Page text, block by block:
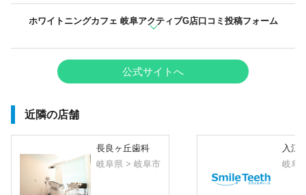
ホワイトニングカフェ 岐阜アクティブG店口コミ投稿フォーム
公式サイトへ
近隣の店舗
長良ヶ丘歯科
岐阜県 > 岐阜市
入江
岐阜